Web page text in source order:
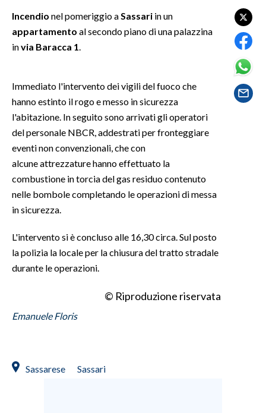
GOSSIP
SARDEGNA TURISMO
SARDI NEL MONDO
NOTIZIE
EVENTI
#CARAUNIONE
3 MINUTI CON
INSULARITÀ
INFO AZIENDE
NECROLOGI
STORE
Incendio nel pomeriggio a Sassari in un
appartamento al secondo piano di una palazzina
invia Baracca 1
Immediato l'intervento dei vigili del fuoco che
hanno estinto il rogo e messo in sicurezza
l'abitazione. In seguito sono arrivati gli operatori
del personale NBCR, addestrati per fronteggiare
eventi non convenzionali, che con
alcune attrezzature hanno effettuato la
combustione in torcia del gas residuo contenuto
nelle bombole completando le operazioni di messa
in sicurezza.
L'intervento si è concluso alle 16,30 circa. Sul posto
la polizia la locale per la chiusura del tratto stradale
durante le operazioni.
© Riproduzione riservata
Emanuele Floris
Sassarese Sassari